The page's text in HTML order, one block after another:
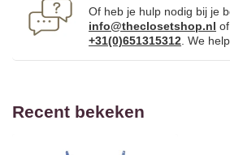
Of heb je hulp nodig bij je
info@theclosetshop.nl
+31(0)651315312 . We
Recent bekeken